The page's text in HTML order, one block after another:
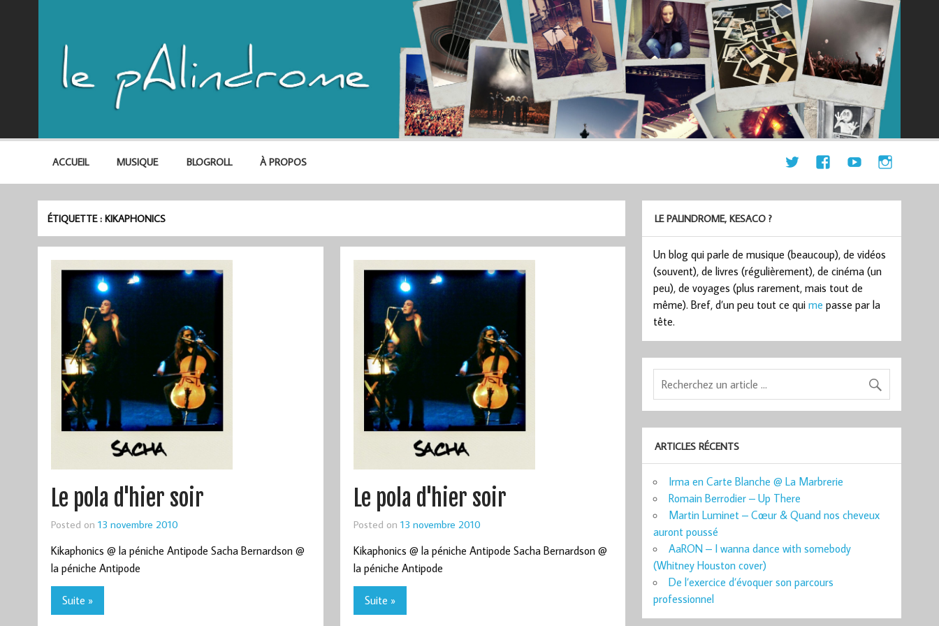
ACCUEIL MUSIQUE BLOGROLL À PROPOS
ÉTIQUETTE :KIKAPHONICS
Le pola d'hier soir
Posted on 13 novembre 2010
Kikaphonics @ la péniche Antipode Sacha Bernardson @
la péniche Antipode
Suite »
Le pola d'hier soir
Posted on 13 novembre 2010
Kikaphonics @ la péniche Antipode Sacha Bernardson @
la péniche Antipode
Suite »
LE PALINDROME, KESACO ?
Un blog qui parle de musique (beaucoup), de vidéos
(souvent), de livres (régulièrement), de cinéma (un
peu), de voyages (plus rarement, mais tout de
même). Bref, d’un peu tout ce quime passe par la
tête.
ARTICLES RÉCENTS
Irma en Carte Blanche @ La Marbrerie
Romain Berrodier – Up There
Martin Luminet – Cœur & Quand nos cheveux
auront poussé
AaRON – I wanna dance with somebody
(Whitney Houston cover)
De l’exercice d’évoquer son parcours
professionnel